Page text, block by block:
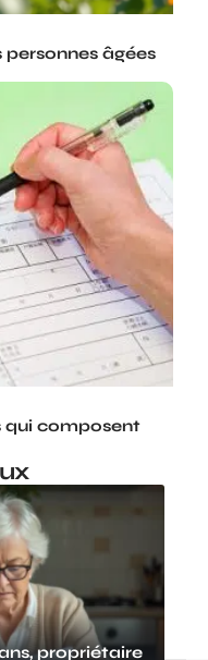
personnes âgées
qui composent
propriétaire